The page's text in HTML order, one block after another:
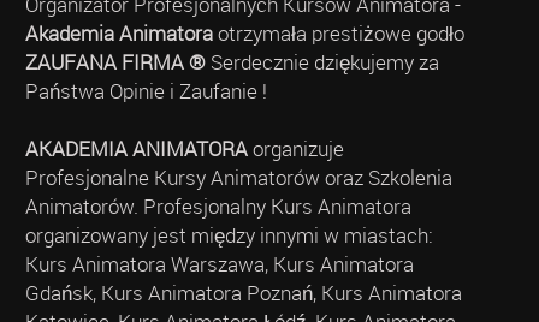
Akademia Animatoraotrzymała prestiżowe godło
ZAUFANA FIRMA ®Serdecznie dziękujemy za
Państwa Opinie i Zaufanie !
AKADEMIA ANIMATORAorganizuje
Profesjonalne Kursy Animatorów oraz Szkolenia
Animatorów. Profesjonalny Kurs Animatora
organizowany jest między innymi w miastach:
Kurs Animatora Warszawa, Kurs Animatora
Gdańsk, Kurs Animatora Poznań, Kurs Animatora